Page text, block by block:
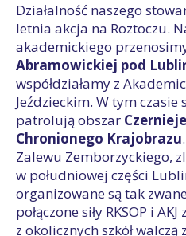
Działalność naszego
letnia akcja na Roztoczu.
akademickiego
Abramowickiej pod
współdziałamy z
Jeździeckim. W tym
patrolują obszar
Chronionego Krajobrazu
Zalewu Zemborzyckiego,
w południowej części
organizowane są tak
połączone siły RKSOP i
z okolicznych szkół